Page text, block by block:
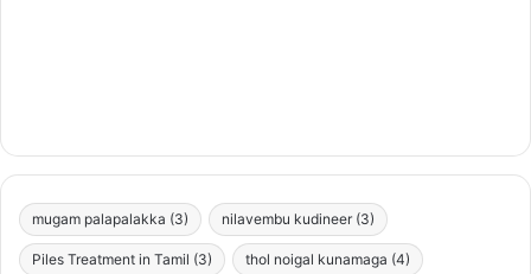
mugam palapalakka (3) nilavembu kudineer (3)
Piles Treatment in Tamil (3) thol noigal kunamaga (4)